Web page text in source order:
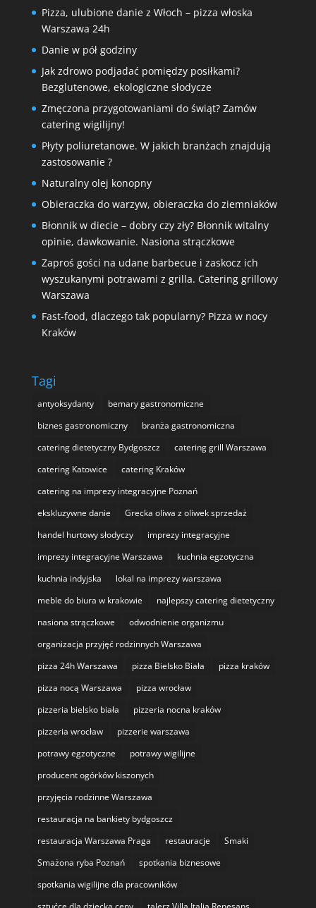
Pizza, ulubione danie z Włoch – pizza włoska
Warszawa 24h
Danie w pół godziny
Jak zdrowo podjadać pomiędzy posiłkami?
Bezglutenowe, ekologiczne słodycze
Zmęczona przygotowaniami do świąt? Zamów
catering wigilijny!
Płyty poliuretanowe. W jakich branżach znajdują
zastosowanie ?
Naturalny olej konopny
Obieraczka do warzyw, obieraczka do ziemniaków
Błonnik w diecie – dobry czy zły? Błonnik witalny
opinie, dawkowanie. Nasiona strączkowe
Zaproś gości na udane barbecue i zaskocz ich
wyszukanymi potrawami z grilla. Catering grillowy
Warszawa
Fast-food, dlaczego tak popularny? Pizza w nocy
Kraków
Tagi
antyoksydanty
bemary gastronomiczne
biznes gastronomiczny
branża gastronomiczna
catering dietetyczny Bydgoszcz
catering grill Warszawa
catering Katowice
catering Kraków
catering na imprezy integracyjne Poznań
ekskluzywne danie
Grecka oliwa z oliwek sprzedaż
handel hurtowy słodyczy
imprezy integracyjne
imprezy integracyjne Warszawa
kuchnia egzotyczna
kuchnia indyjska
lokal na imprezy warszawa
meble do biura w krakowie
najlepszy catering dietetyczny
nasiona strączkowe
odwodnienie organizmu
organizacja przyjęć rodzinnych Warszawa
pizza 24h Warszawa
pizza Bielsko Biała
pizza kraków
pizza nocą Warszawa
pizza wrocław
pizzeria bielsko biała
pizzeria nocna kraków
pizzeria wrocław
pizzerie warszawa
potrawy egzotyczne
potrawy wigilijne
producent ogórków kiszonych
przyjęcia rodzinne Warszawa
restauracja na bankiety bydgoszcz
restauracja Warszawa Praga
restauracje
Smaki
Smażona ryba Poznań
spotkania biznesowe
spotkania wigilijne dla pracowników